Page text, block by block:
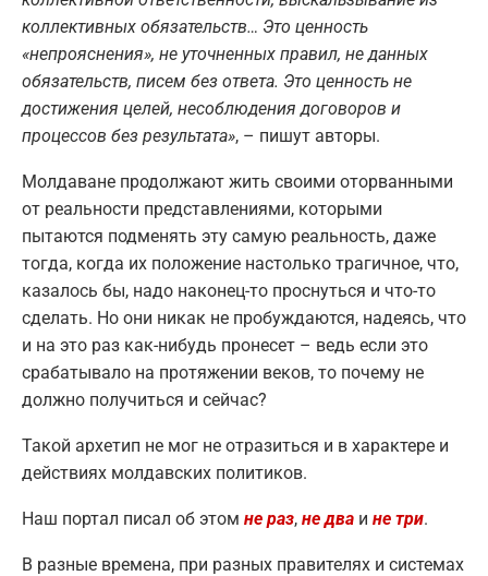
коллективных обязательств… Это ценность
«непрояснения», не уточненных правил, не данных
обязательств, писем без ответа. Это ценность не
достижения целей, несоблюдения договоров и
процессов без результата», – пишут авторы.
Молдаване продолжают жить своими оторванными
от реальности представлениями, которыми
пытаются подменять эту самую реальность, даже
тогда, когда их положение настолько трагичное, что,
казалось бы, надо наконец-то проснуться и что-то
сделать. Но они никак не пробуждаются, надеясь, что
и на это раз как-нибудь пронесет – ведь если это
срабатывало на протяжении веков, то почему не
должно получиться и сейчас?
Такой архетип не мог не отразиться и в характере и
действиях молдавских политиков.
Наш портал писал об этом не раз, не два и не три.
В разные времена, при разных правителях и системах